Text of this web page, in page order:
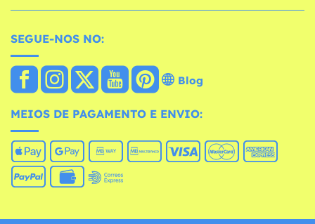
SEGUE-NOS NO:
Blog
MEIOS DE PAGAMENTO E ENVIO: